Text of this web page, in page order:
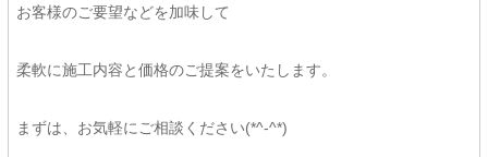
お客様のご要望などを加味して
柔軟に施工内容と価格のご提案をいたします。
まずは、お気軽にご相談ください(*^-^*)